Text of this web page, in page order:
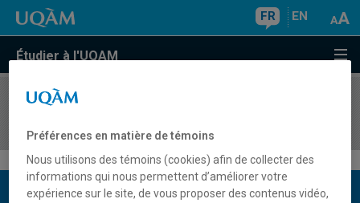
FR EN
Étudier à l'UQAM
COURS//
Description du cours
Préférences en matière de témoins
Nous utilisons des témoins (cookies) afin de collecter des
informations qui nous permettent d’améliorer votre
expérience sur le site, de vous proposer des contenus vidéo,